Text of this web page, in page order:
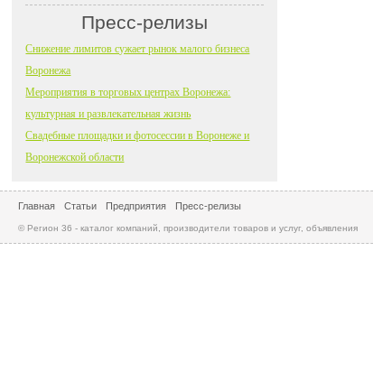
Пресс-релизы
Снижение лимитов сужает рынок малого бизнеса
Воронежа
Мероприятия в торговых центрах Воронежа:
культурная и развлекательная жизнь
Свадебные площадки и фотосессии в Воронеже и
Воронежской области
Главная Статьи Предприятия Пресс-релизы
© Регион 36 - каталог компаний, производители товаров и услуг, объявления